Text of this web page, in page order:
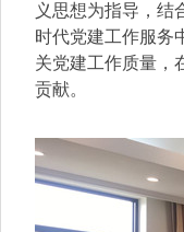
义思想为指导，结
时代党建工作服务
关党建工作质量，
贡献。